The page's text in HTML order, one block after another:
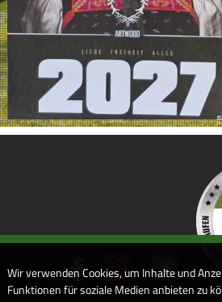
Wir verwenden Cookies, um Inhalte und
Funktionen für soziale Medien anbieten zu